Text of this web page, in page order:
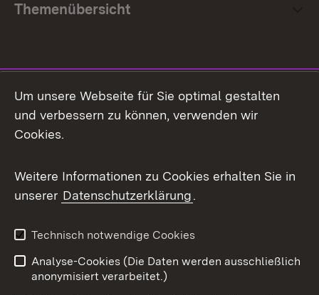
Themenübersicht
Facebook
X / Twitter
Youtube
Impressum
Kontakt
Um unsere Webseite für Sie optimal gestalten
und verbessern zu können, verwenden wir
Cookies.
Weitere Informationen zu Cookies erhalten Sie in
unserer Datenschutzerklärung.
Technisch notwendige Cookies
Analyse-Cookies (Die Daten werden ausschließlich
anonymisiert verarbeitet.)